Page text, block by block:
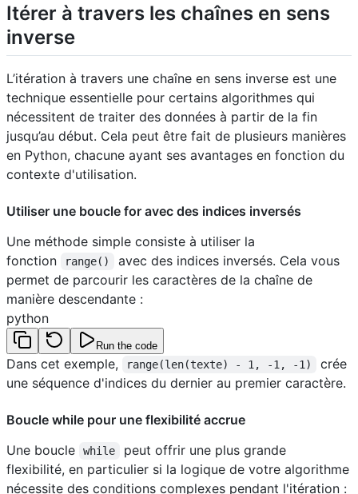
Itérer à travers les chaînes en sens
inverse
L’itération à travers une chaîne en sens inverse est une
technique essentielle pour certains algorithmes qui
nécessitent de traiter des données à partir de la fin
jusqu’au début. Cela peut être fait de plusieurs manières
en Python, chacune ayant ses avantages en fonction du
contexte d'utilisation.
Utiliser une boucle for avec des indices inversés
Une méthode simple consiste à utiliser la
fonction
range()
avec des indices inversés. Cela vous
permet de parcourir les caractères de la chaîne de
manière descendante :
python
Run the code
Dans cet exemple, range(len(texte) - 1, -1, -1)
crée
une séquence d'indices du dernier au premier caractère.
Boucle while pour une flexibilité accrue
Une boucle
while
peut offrir une plus grande
flexibilité, en particulier si la logique de votre algorithme
nécessite des conditions complexes pendant l'itération :